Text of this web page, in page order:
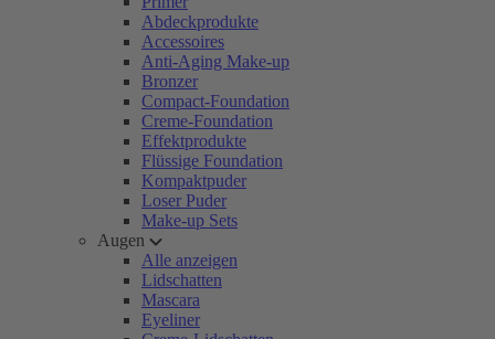
Abdeckprodukte
Accessoires
Anti-Aging Make-up
Bronzer
Compact-Foundation
Creme-Foundation
Effektprodukte
Flüssige Foundation
Kompaktpuder
Loser Puder
Make-up Sets
Augen
Alle anzeigen
Lidschatten
Mascara
Eyeliner